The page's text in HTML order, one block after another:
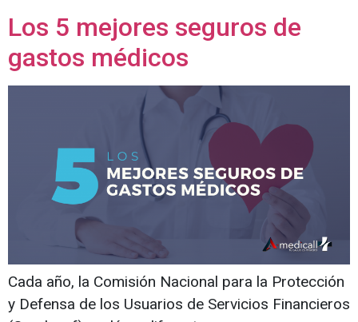
Los 5 mejores seguros de
gastos médicos
Cada año, la Comisión Nacional para la Protección
y Defensa de los Usuarios de Servicios Financieros